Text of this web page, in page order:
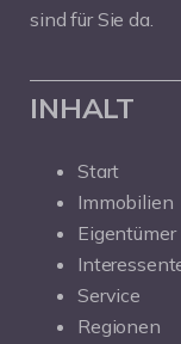
sind für Sie da.
INHALT
Start
Immobilien
Eigentümer
Service
Regionen